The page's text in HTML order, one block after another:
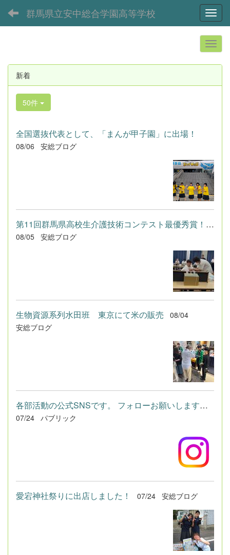
群馬県立安中総合学園高等学校
新着
50件
全国選抜代表として、「まんが甲子園」に出場！
08/06 安総ブログ
第11回群馬県高校生介護技術コンテスト最優秀賞！！！（生活文化...
08/05 安総ブログ
生物資源系列水田班 東京にて米の販売
08/04
安総ブログ
各部活動の公式SNSです。 フォローお願いします！ ダンス部 ...
07/24 パブリック
愛宕神社祭りに出店しました！ 07/24 安総ブログ